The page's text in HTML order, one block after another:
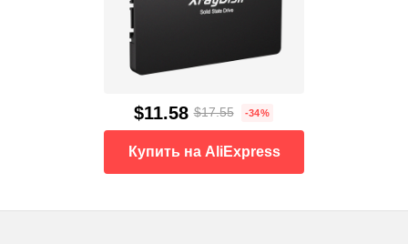
$11.58 $17.55 -34%
Купить на AliExpress